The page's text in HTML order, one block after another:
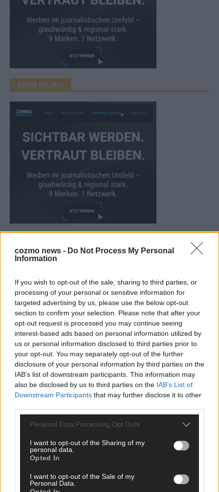
cozmo news - Do Not Process My Personal
Information
If you wish to opt-out of the sale, sharing to third parties, or
processing of your personal or sensitive information for
targeted advertising by us, please use the below opt-out
section to confirm your selection. Please note that after your
opt-out request is processed you may continue seeing
interest-based ads based on personal information utilized by
us or personal information disclosed to third parties prior to
your opt-out. You may separately opt-out of the further
disclosure of your personal information by third parties on the
IAB’s list of downstream participants. This information may
also be disclosed by us to third parties on the IAB’s List of
Downstream Participants that may further disclose it to other
Personal Data Processing Opt Outs
I want to opt-out of the Sharing of my
personal data.
Opted In
I want to opt-out of the Sale of my
Personal Data.
WERBE BEI UNS!
DIREKT ZUM THEMA